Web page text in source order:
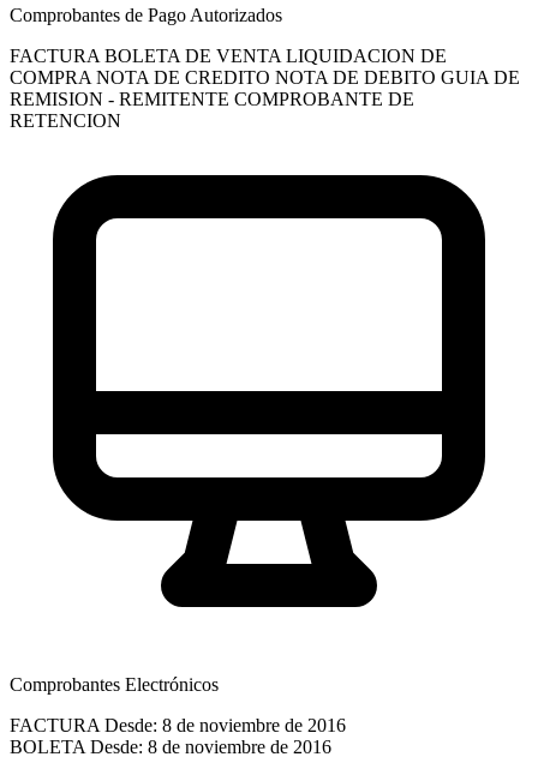
Comprobantes de Pago Autorizados
FACTURA BOLETA DE VENTA LIQUIDACION DE
COMPRA NOTA DE CREDITO NOTA DE DEBITO GUIA DE
REMISION - REMITENTE COMPROBANTE DE
RETENCION
Comprobantes Electrónicos
FACTURA Desde: 8 de noviembre de 2016
BOLETA Desde: 8 de noviembre de 2016